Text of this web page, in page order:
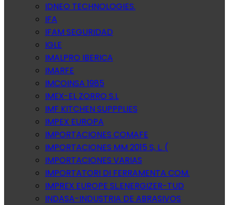
IDNEO TECHNOLOGIES.
IFA
IFAM SEGURIDAD
IGLE
IMALPRO IBERICA
IMARFE
IMCOINSA 1985
IMEX-EL ZORRO S.L
IMF KITCHEN SUPPPLIES
IMPEX EUROPA
IMPORTACIONES COMAFE
IMPORTACIONES MM 2015 S, L. (
IMPORTACIONES VARIAS
IMPORTATORI DI FERRAMENTA COM.
IMPREX EUROPE SL.ENERGIZER-TUD
INDASA-INDUSTRIA DE ABRASIVOS